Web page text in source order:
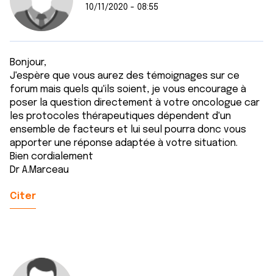
10/11/2020 - 08:55
Bonjour,
J'espère que vous aurez des témoignages sur ce
forum mais quels qu'ils soient, je vous encourage à
poser la question directement à votre oncologue car
les protocoles thérapeutiques dépendent d'un
ensemble de facteurs et lui seul pourra donc vous
apporter une réponse adaptée à votre situation.
Bien cordialement
Dr A.Marceau
Citer